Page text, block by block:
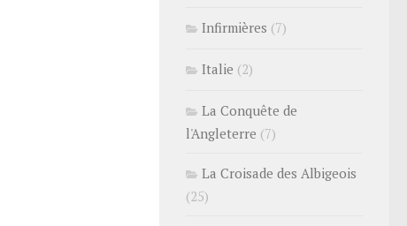
Infirmières (7)
Italie (2)
La Conquête de
l'Angleterre (7)
La Croisade des Albigeois
(25)